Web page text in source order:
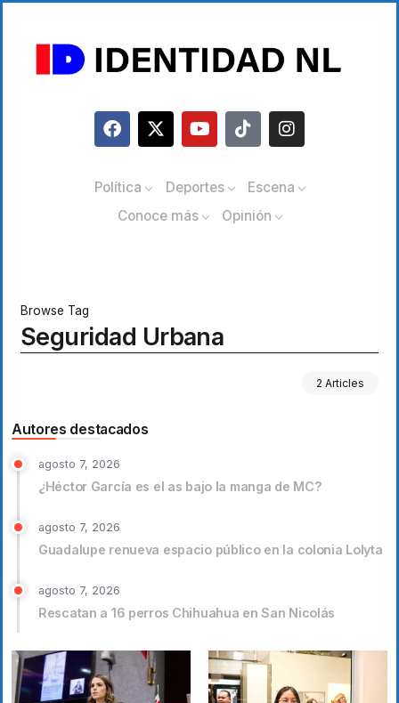
Política Deportes
Escena
Conoce más
Opinión
Browse Tag
Seguridad Urbana
2 Articles
Autores destacados
agosto 7, 2026
¿Héctor García es el as bajo la manga de MC?
agosto 7, 2026
Guadalupe renueva espacio público en la colonia Lolyta
agosto 7, 2026
Rescatan a 16 perros Chihuahua en San Nicolás